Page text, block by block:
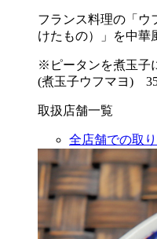
フランス料理の「ウ
けたもの）」を中華
※ピータンを煮玉子
(煮玉子ウフマヨ)
取扱店舗一覧
全店舗での取